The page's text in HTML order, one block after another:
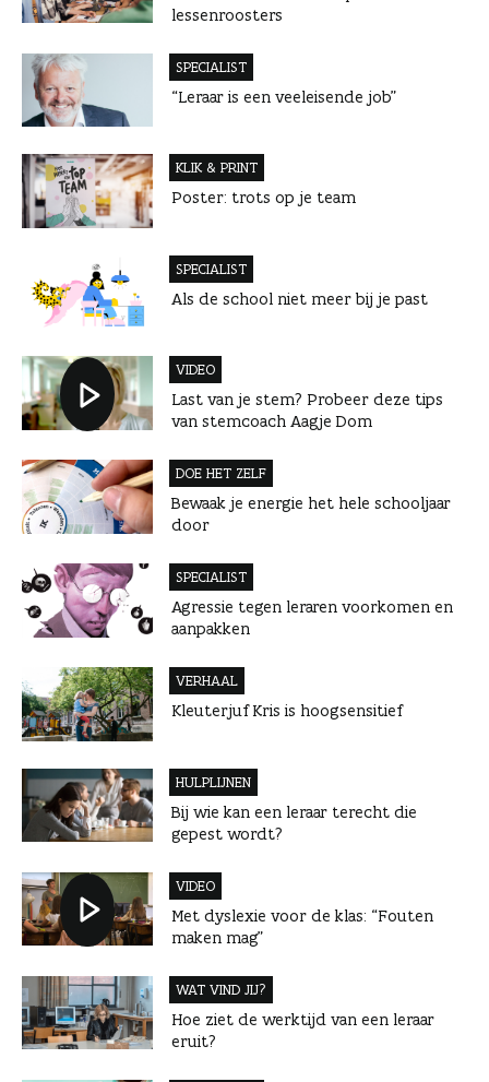
lessenroosters
SPECIALIST
“Leraar is een veeleisende job”
KLIK & PRINT
Poster: trots op je team
SPECIALIST
Als de school niet meer bij je past
VIDEO
Last van je stem? Probeer deze tips
van stemcoach Aagje Dom
DOE HET ZELF
Bewaak je energie het hele schooljaar
door
SPECIALIST
Agressie tegen leraren voorkomen en
aanpakken
VERHAAL
Kleuterjuf Kris is hoogsensitief
HULPLIJNEN
Bij wie kan een leraar terecht die
gepest wordt?
VIDEO
Met dyslexie voor de klas: “Fouten
maken mag”
WAT VIND JIJ?
Hoe ziet de werktijd van een leraar
eruit?